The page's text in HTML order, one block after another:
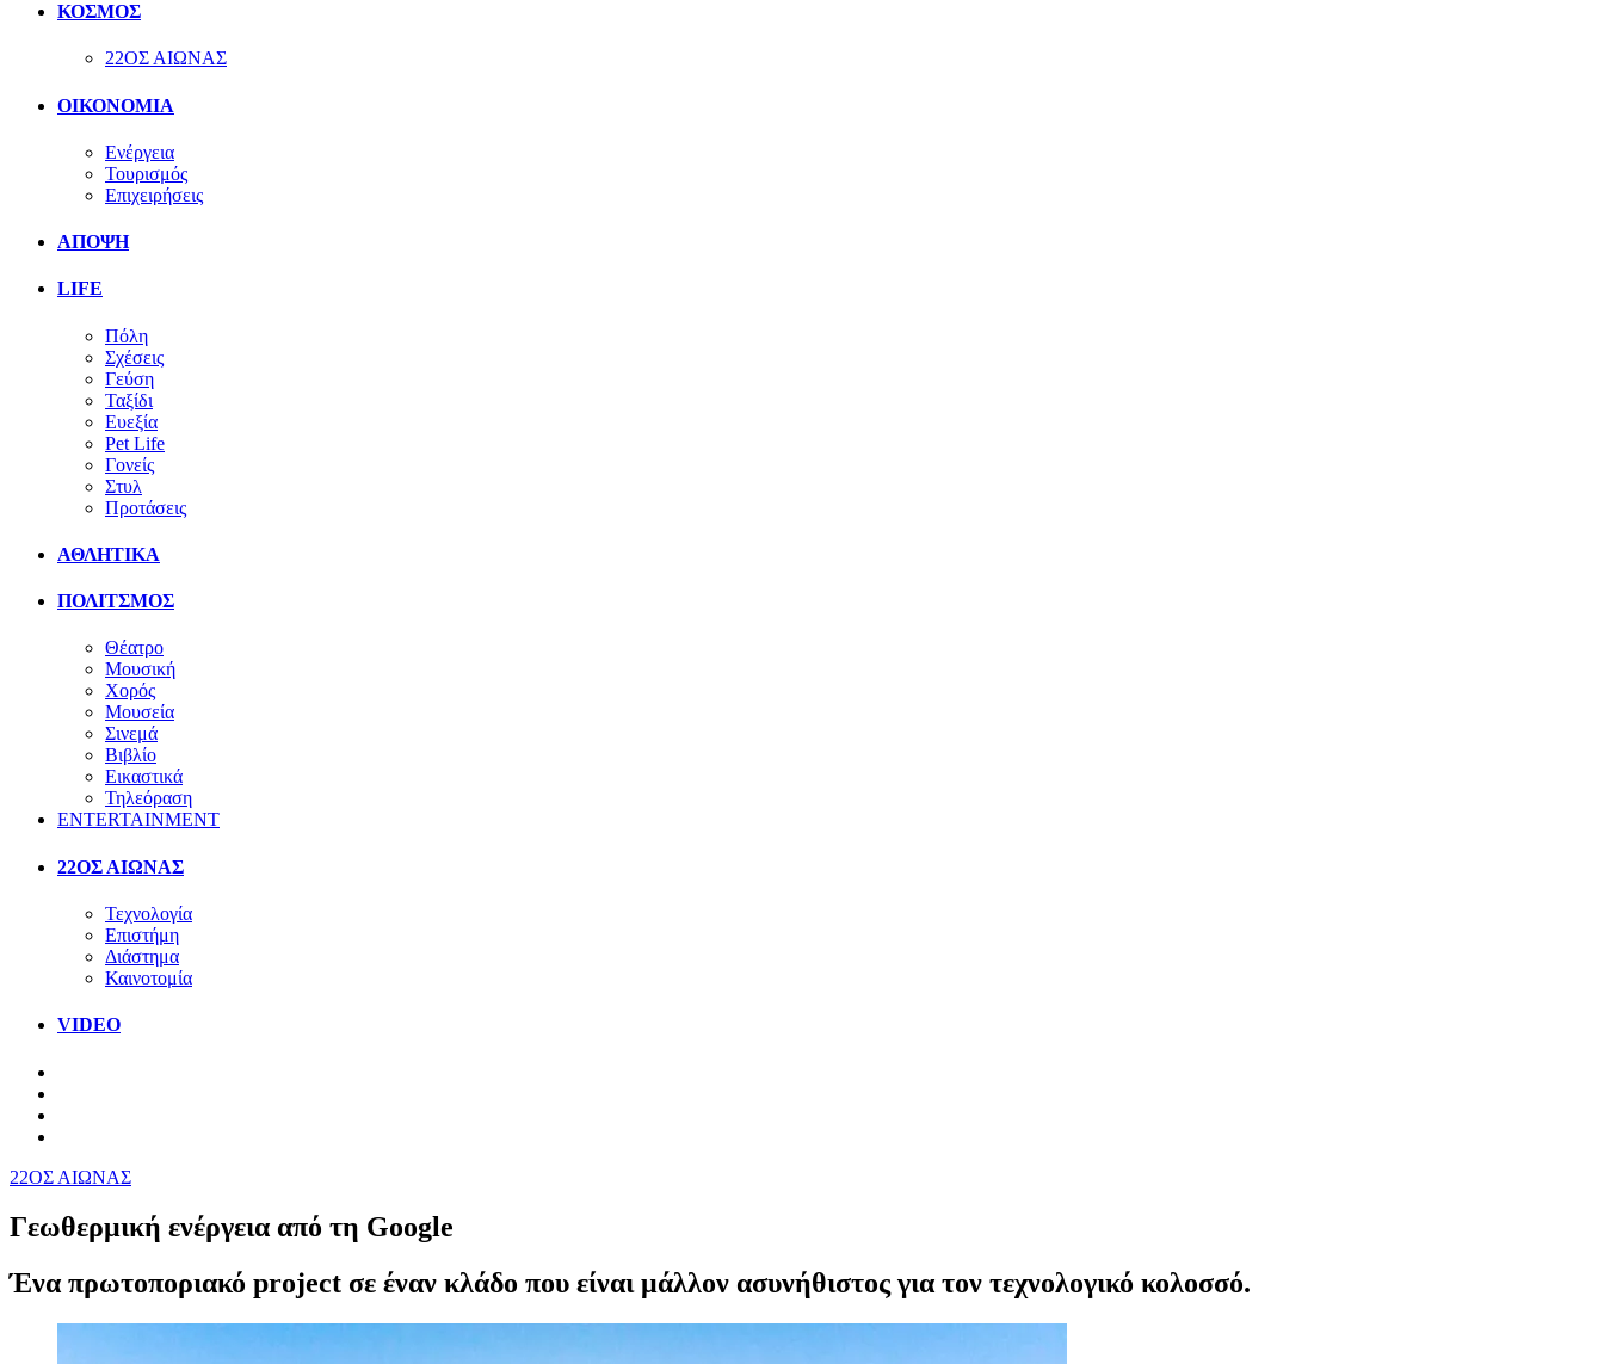
ΚΟΣΜΟΣ
22ΟΣ ΑΙΩΝΑΣ
ΟΙΚΟΝΟΜΙΑ
Ενέργεια
Τουρισμός
Επιχειρήσεις
ΑΠΟΨΗ
LIFE
Πόλη
Σχέσεις
Γεύση
Ταξίδι
Ευεξία
Pet Life
Γονείς
Στυλ
Προτάσεις
ΑΘΛΗΤΙΚΑ
ΠΟΛΙΤΣΜΟΣ
Θέατρο
Μουσική
Χορός
Μουσεία
Σινεμά
Βιβλίο
Εικαστικά
Τηλεόραση
ENTERTAINMENT
22ΟΣ ΑΙΩΝΑΣ
Τεχνολογία
Επιστήμη
Διάστημα
Καινοτομία
VIDEO
22ΟΣ ΑΙΩΝΑΣ
Γεωθερμική ενέργεια από τη Google
Ένα πρωτοποριακό project σε έναν κλάδο που είναι μάλλον ασυνήθιστος για τον τεχνολογικό κολοσσό.